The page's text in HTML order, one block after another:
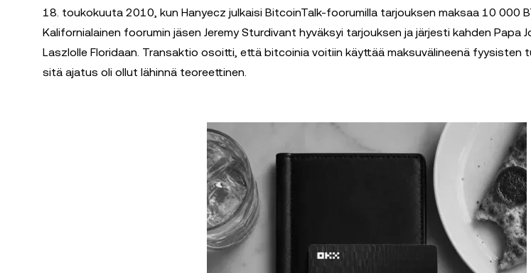
18. toukokuuta 2010, kun Hanyecz julkaisi BitcoinTalk-foorumilla tarjouksen maksaa 10 000
Kalifornialainen foorumin jäsen Jeremy Sturdivant hyväksyi tarjouksen ja järjesti kahden Papa
Laszlolle Floridaan. Transaktio osoitti, että bitcoinia voitiin käyttää maksuvälineenä fyysisten
sitä ajatus oli ollut lähinnä teoreettinen.